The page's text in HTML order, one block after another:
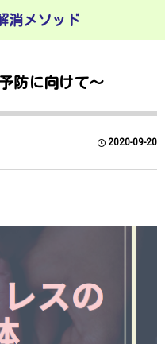
消メソッド
防に向けて〜
2020-09-20